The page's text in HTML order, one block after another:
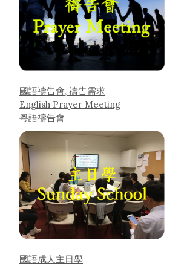
國語禱告會, 禱告需求
English Prayer Meeting
粵語禱告會
國語成人主日學